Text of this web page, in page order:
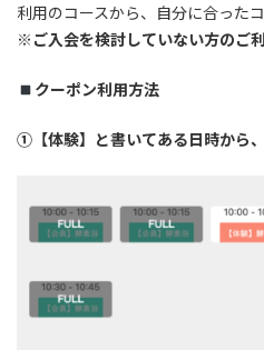
利用のコースから、自分に合った
※ご入会を検討していない方のご
クーポン利用方法
①【体験】と書いてある日時から